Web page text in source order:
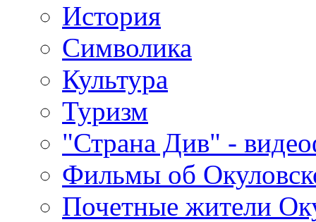
История
Символика
Культура
Туризм
"Страна Див" -
Фильмы об
Почетные жители